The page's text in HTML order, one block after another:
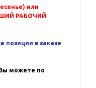
или
РАБОЧИЙ
позиции в заказе
можете по